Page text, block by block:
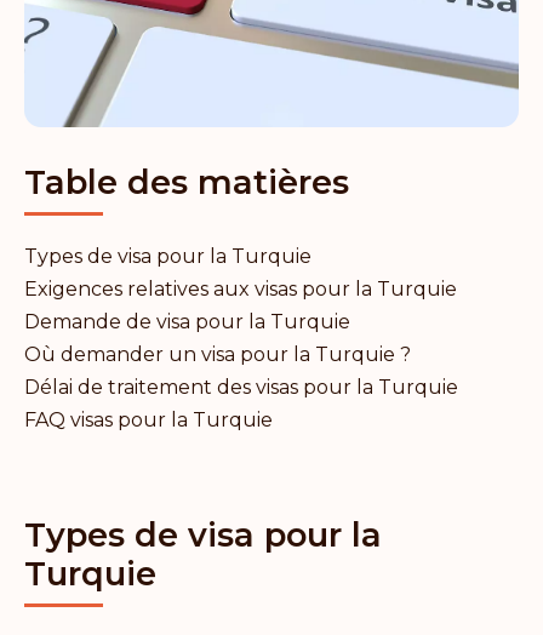
Table des matières
Types de visa pour la Turquie
Exigences relatives aux visas pour la Turquie
Demande de visa pour la Turquie
Où demander un visa pour la Turquie ?
Délai de traitement des visas pour la Turquie
FAQ visas pour la Turquie
Types de visa pour la
Turquie